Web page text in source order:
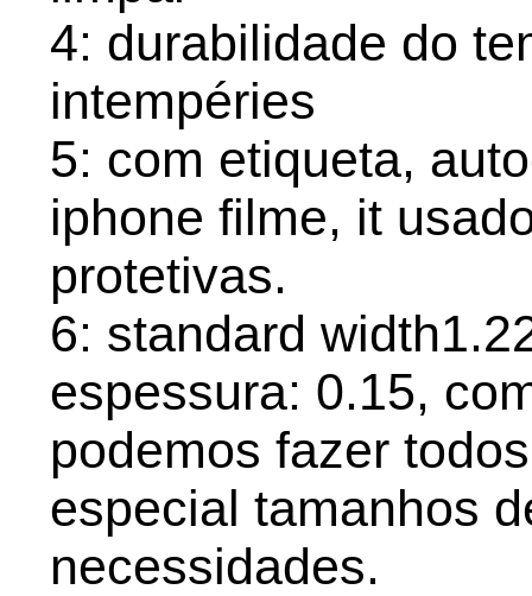
4: durabilidade do
intempéries
5: com etiqueta,
iphone filme, it
protetivas.
6: standard
espessura: 0.15,
podemos fazer
especial tamanhos
necessidades.